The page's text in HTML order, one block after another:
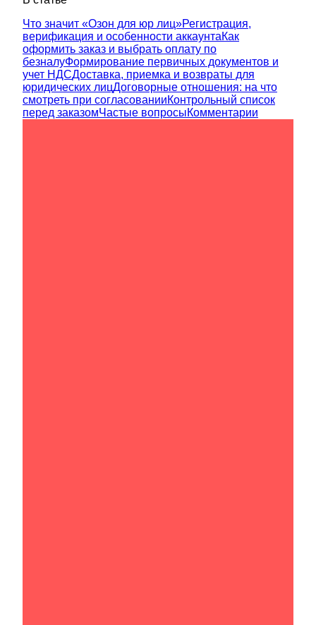
Что значит «Озон для юр лиц»Регистрация,
верификация и особенности аккаунтаКак
оформить заказ и выбрать оплату по
безналуФормирование первичных документов и
учет НДСДоставка, приемка и возвраты для
юридических лицДоговорные отношения: на что
смотреть при согласованииКонтрольный список
перед заказомЧастые вопросыКомментарии